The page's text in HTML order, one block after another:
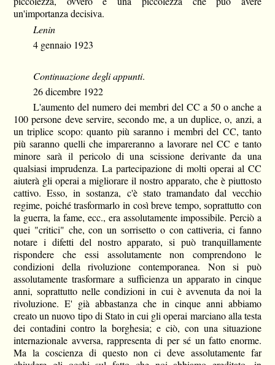
un'importanza decisiva.
Lenin
4 gennaio 1923
Continuazione degli appunti.
26 dicembre 1922
L'aumento del numero dei membri del CC a 50 o anche a
100 persone deve servire, secondo me, a un duplice, o, anzi, a
un triplice scopo: quanto più saranno i membri del CC, tanto
più saranno quelli che impareranno a lavorare nel CC e tanto
minore sarà il pericolo di una scissione derivante da una
qualsiasi imprudenza. La partecipazione di molti operai al CC
aiuterà gli operai a migliorare il nostro apparato, che è piuttosto
cattivo. Esso, in sostanza, c'è stato tramandato dal vecchio
regime, poiché trasformarlo in così breve tempo, soprattutto con
la guerra, la fame, ecc., era assolutamente impossibile. Perciò a
quei "critici" che, con un sorrisetto o con cattiveria, ci fanno
notare i difetti del nostro apparato, si può tranquillamente
rispondere che essi assolutamente non comprendono le
condizioni della rivoluzione contemporanea. Non si può
assolutamente trasformare a sufficienza un apparato in cinque
anni, soprattutto nelle condizioni in cui è avvenuta da noi la
rivoluzione. E' già abbastanza che in cinque anni abbiamo
creato un nuovo tipo di Stato in cui gli operai marciano alla testa
dei contadini contro la borghesia; e ciò, con una situazione
internazionale avversa, rappresenta di per sé un fatto enorme.
Ma la coscienza di questo non ci deve assolutamente far